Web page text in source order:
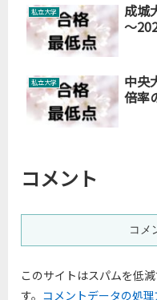
私立大学
成城
～
私立大学
中央
倍率
コメント
コメ
このサイトはスパムを低
す。 コメントデータの処